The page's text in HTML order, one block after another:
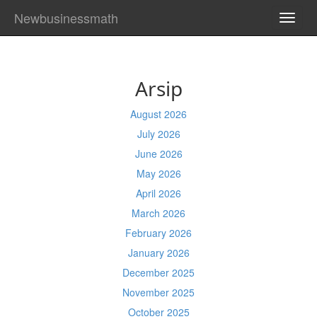
Newbusinessmath
Arsip
August 2026
July 2026
June 2026
May 2026
April 2026
March 2026
February 2026
January 2026
December 2025
November 2025
October 2025